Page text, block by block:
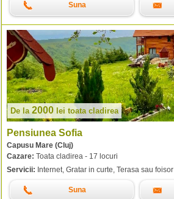
Suna
De la 2000 lei toata cladirea
Pensiunea Sofia
Capusu Mare (Cluj)
Cazare: Toata cladirea - 17 locuri
Servicii: Internet, Gratar in curte, Terasa sau foisor
Suna